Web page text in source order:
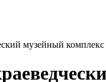
музейный комплекс